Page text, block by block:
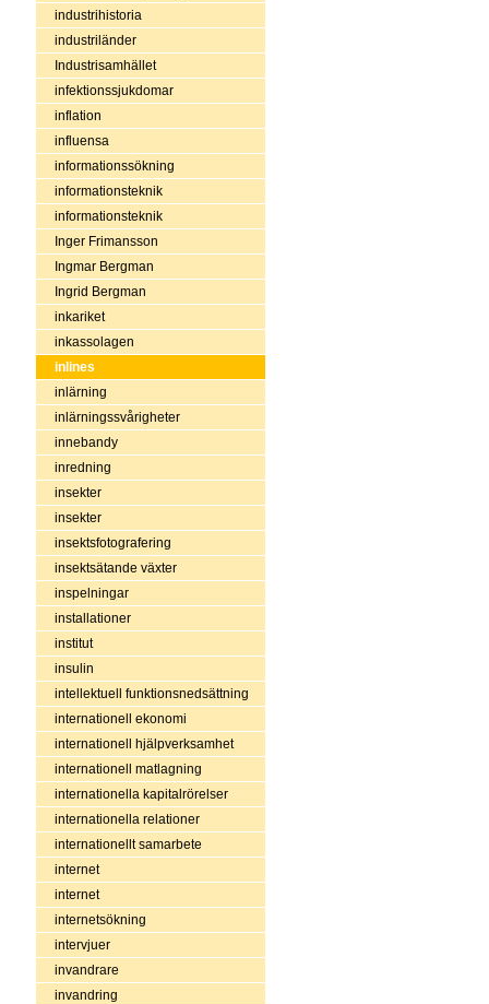
industrihistoria
industriländer
Industrisamhället
infektionssjukdomar
inflation
influensa
informationssökning
informationsteknik
informationsteknik
Inger Frimansson
Ingmar Bergman
Ingrid Bergman
inkariket
inkassolagen
inlines
inlärning
inlärningssvårigheter
innebandy
inredning
insekter
insekter
insektsfotografering
insektsätande växter
inspelningar
installationer
institut
insulin
intellektuell funktionsnedsättning
internationell ekonomi
internationell hjälpverksamhet
internationell matlagning
internationella kapitalrörelser
internationella relationer
internationellt samarbete
internet
internet
internetsökning
intervjuer
invandrare
invandring